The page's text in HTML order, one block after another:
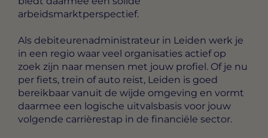
arbeidsmarktperspectief.
Als debiteurenadministrateur in Leiden werk je
in een regio waar veel organisaties actief op
zoek zijn naar mensen met jouw profiel. Of je nu
per fiets, trein of auto reist, Leiden is goed
bereikbaar vanuit de wijde omgeving en vormt
daarmee een logische uitvalsbasis voor jouw
volgende carrièrestap in de financiële sector.